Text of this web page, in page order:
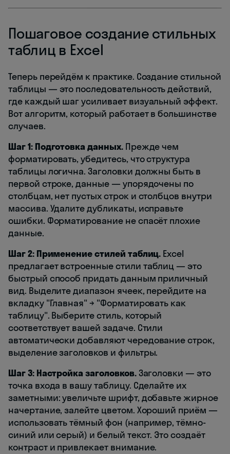
Пошаговое создание стильных
таблиц в Excel
Теперь перейдём к практике. Создание стильной
таблицы — это последовательность действий,
где каждый шаг усиливает визуальный эффект.
Вот алгоритм, который работает в большинстве
случаев.
Шаг 1: Подготовка данных.Прежде чем
форматировать, убедитесь, что структура
таблицы логична. Заголовки должны быть в
первой строке, данные — упорядочены по
столбцам, нет пустых строк и столбцов внутри
массива. Удалите дубликаты, исправьте
ошибки. Форматирование не спасёт плохие
данные.
Шаг 2: Применение стилей таблиц. Excel
предлагает встроенные стили таблиц — это
быстрый способ придать данным приличный
вид. Выделите диапазон ячеек, перейдите на
вкладку "Главная" → "Форматировать как
таблицу". Выберите стиль, который
соответствует вашей задаче. Стили
автоматически добавляют чередование строк,
выделение заголовков и фильтры.
Шаг 3: Настройка заголовков.Заголовки — это
точка входа в вашу таблицу. Сделайте их
заметными: увеличьте шрифт, добавьте жирное
начертание, залейте цветом. Хороший приём —
использовать тёмный фон (например, тёмно-
синий или серый) и белый текст. Это создаёт
контраст и привлекает внимание.